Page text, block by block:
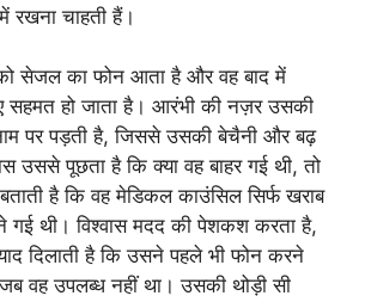
रखना चाहती हैं।
को सेजल का फोन आता है और वह बाद में
हो जाता है। आरंभी की नज़र उसकी
पर पड़ती है, जिससे उसकी बेचैनी और बढ़
उससे पूछता है कि क्या वह बाहर गई थी, तो
है कि वह मेडिकल काउंसिल सिर्फ खराब
गई थी। विश्वास मदद की पेशकश करता है,
दिलाती है कि उसने पहले भी फोन करने
वह उपलब्ध नहीं था। उसकी थोड़ी सी